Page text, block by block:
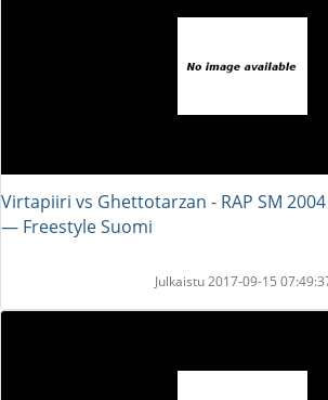
Virtapiiri vs Ghettotarzan - RAP SM 2004
― Freestyle Suomi
Julkaistu 2017-09-15